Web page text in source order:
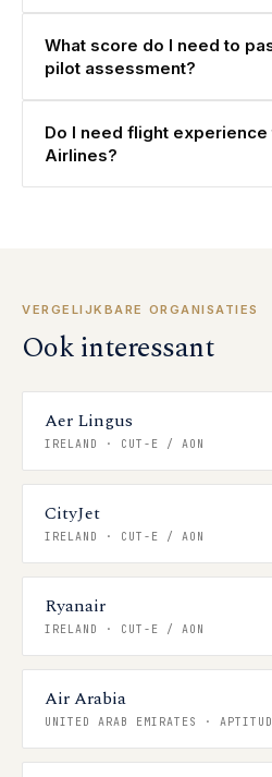
What score do I need to
pilot assessment?
Do I need flight experience
Airlines?
VERGELIJKBARE ORGANISATIES
Ook interessant
Aer Lingus
IRELAND · CUT-E / AON
CityJet
IRELAND · CUT-E / AON
Ryanair
IRELAND · CUT-E / AON
Air Arabia
UNITED ARAB EMIRATES ·